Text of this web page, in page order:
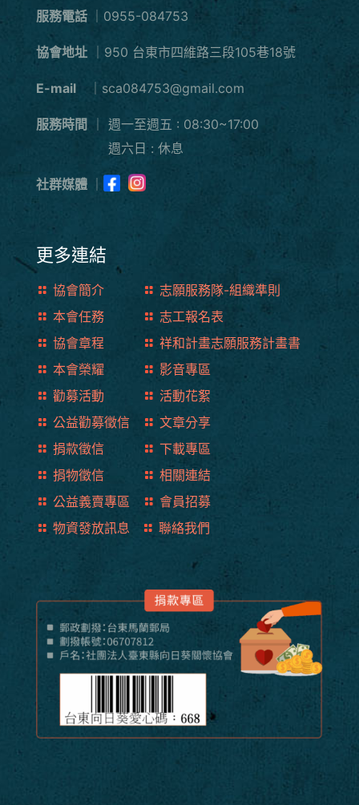
服務電話 ｜0955-084753
協會地址 ｜950 台東市四維路三段105巷18號
E-mail ｜sca084753@gmail.com
服務時間
週一至週五 : 08:30~17:00
週六日 : 休息
社群媒體
更多連結
協會簡介
志願服務隊-組織準則
本會任務
志工報名表
協會章程
祥和計畫志願服務計畫書
本會榮耀
影音專區
勸募活動
活動花絮
公益勸募徵信
文章分享
捐款徵信
下載專區
捐物徵信
相關連結
公益義賣專區
會員招募
物資發放訊息
聯絡我們